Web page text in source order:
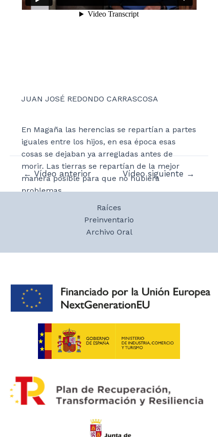
JUAN JOSÉ REDONDO CARRASCOSA
En Magaña las herencias se repartían a partes
iguales entre los hijos, en esa época esas
cosas se dejaban ya arregladas antes de
morir. Las tierras se repartían de la mejor
manera posible para que no hubiera
problemas.
Navegación
← Vídeo anterior Vídeo siguiente →
Raíces
Preinventario
Archivo Oral